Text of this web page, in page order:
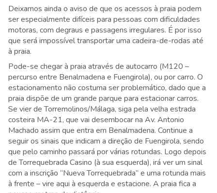
Deixamos ainda o aviso de que os acessos à praia podem
ser especialmente difíceis para pessoas com dificuldades
motoras, com degraus e passagens irregulares. É por isso
que será impossível transportar uma cadeira-de-rodas até
à praia.
Pode-se chegar à praia através de autocarro (M120 –
percurso entre Benalmadena e Fuengirola), ou por carro. O
estacionamento não costuma ser problemático, dado que a
praia dispõe de um grande parque para estacionar carros.
Se vier de Torremolinos/Málaga, siga pela velha estrada
costeira MA-21, que vai desembocar na Av. Antonio
Machado assim que entra em Benalmadena. Continue a
seguir os sinais que indicam a direção de Fuengirola, sendo
que pelo caminho passará por várias rotundas. Logo depois
de Torrequebrada Casino (à sua esquerda), irá ver um sinal
com a inscrição “Nueva Torrequebrada” e uma rotunda mais
à frente – vire aqui à esquerda e estacione. A praia fica a